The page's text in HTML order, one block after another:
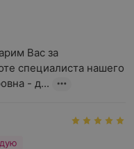
Вас за
специалиста нашего
- д...